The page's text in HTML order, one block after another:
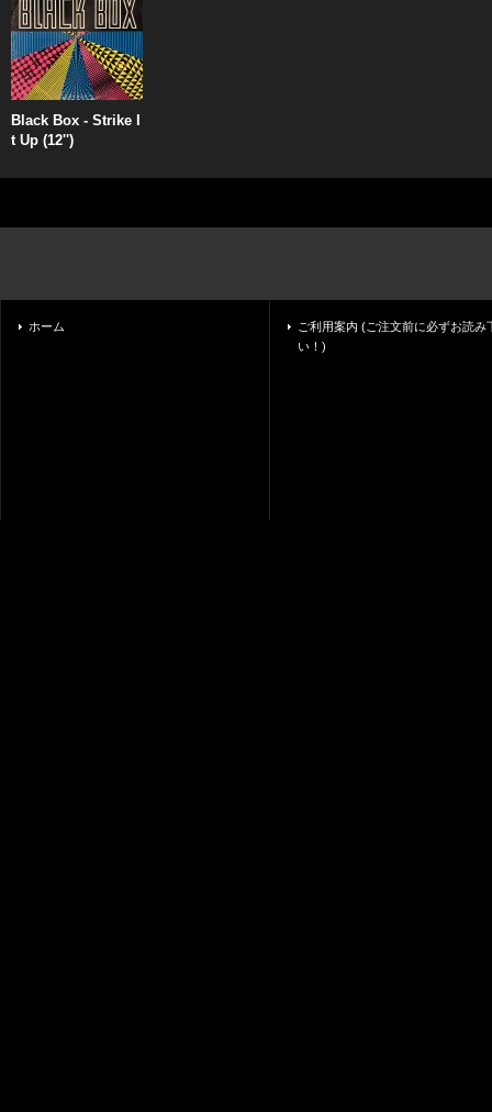
Black Box - Strike I
t Up (12'')
ホーム
ご利用案内 (ご注文前に必ずお読み
い！)